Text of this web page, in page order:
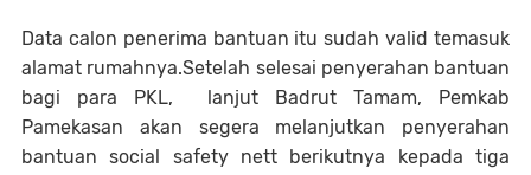
Data calon penerima bantuan itu sudah valid temasuk
alamat rumahnya.Setelah selesai penyerahan bantuan
bagi para PKL, lanjut Badrut Tamam, Pemkab
Pamekasan akan segera melanjutkan penyerahan
bantuan social safety nett berikutnya kepada tiga